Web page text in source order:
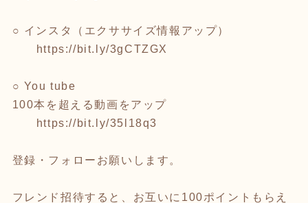
○ インスタ（エクササイズ情報アップ）
https://bit.ly/3gCTZGX
○ You tube
100本を超える動画をアップ
https://bit.ly/35l18q3
登録・フォローお願いします。
フレンド招待すると、お互いに100ポイントもらえ